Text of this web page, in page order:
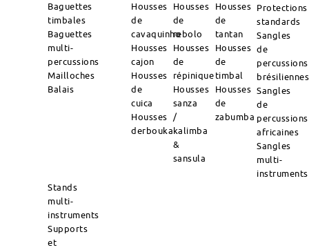
Baguettes
timbales
Baguettes
multi-
percussions
Mailloches
Balais
Housses
de
cavaquinho
Housses
cajon
Housses
de
cuica
Housses
derbouka
Housses
de
rebolo
Housses
de
répinique
Housses
sanza
/
kalimba
&
sansula
Housses
de
tantan
Housses
de
timbal
Housses
de
zabumba
Protections
standards
Sangles
de
percussions
brésiliennes
Sangles
de
percussions
africaines
Sangles
multi-
instruments
Stands
multi-
instruments
Supports
et